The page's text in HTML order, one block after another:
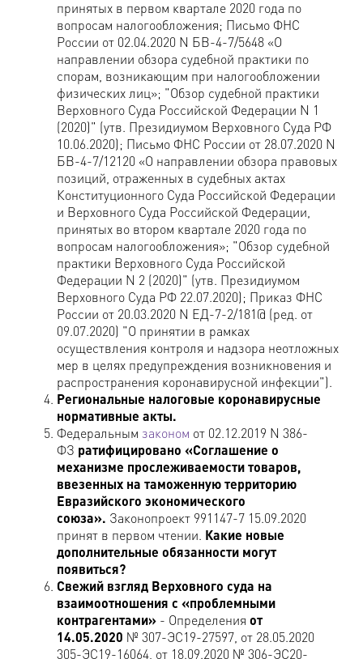
принятых в первом квартале 2020 года по
вопросам налогообложения; Письмо ФНС
России от 02.04.2020 N БВ-4-7/5648 «О
направлении обзора судебной практики по
спорам, возникающим при налогообложении
физических лиц»; "Обзор судебной практики
Верховного Суда Российской Федерации N 1
(2020)" (утв. Президиумом Верховного Суда РФ
10.06.2020); Письмо ФНС России от 28.07.2020 N
БВ-4-7/12120 «О направлении обзора правовых
позиций, отраженных в судебных актах
Конституционного Суда Российской Федерации
и Верховного Суда Российской Федерации,
принятых во втором квартале 2020 года по
вопросам налогообложения»; "Обзор судебной
практики Верховного Суда Российской
Федерации N 2 (2020)" (утв. Президиумом
Верховного Суда РФ 22.07.2020); Приказ ФНС
России от 20.03.2020 N ЕД-7-2/181@ (ред. от
09.07.2020) "О принятии в рамках
осуществления контроля и надзора неотложных
мер в целях предупреждения возникновения и
распространения коронавирусной инфекции").
Региональные налоговые коронавирусные
нормативные акты.
Федеральным законом от 02.12.2019 N 386-
ФЗ ратифицировано «Соглашение о
механизме прослеживаемости товаров,
ввезенных на таможенную территорию
Евразийского экономического
союза». Законопроект 991147-7 15.09.2020
принят в первом чтении. Какие новые
дополнительные обязанности могут
появиться?
Свежий взгляд Верховного суда на
взаимоотношения с «проблемными
контрагентами» - Определения от
14.05.2020 № 307-ЭС19-27597, от 28.05.2020
305-ЭС19-16064, от 18.09.2020 № 306-ЭС20-